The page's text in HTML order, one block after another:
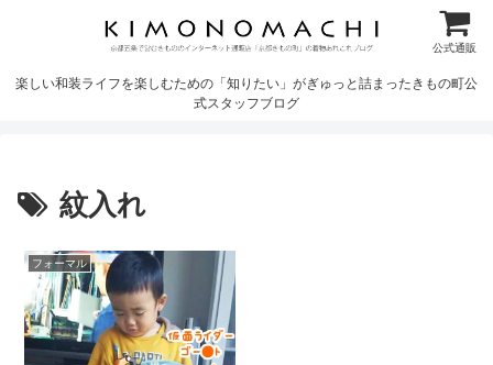
公式通販
楽しい和装ライフを楽しむための「知りたい」がぎゅっと詰まったきもの町公
式スタッフブログ
紋入れ
フォーマル